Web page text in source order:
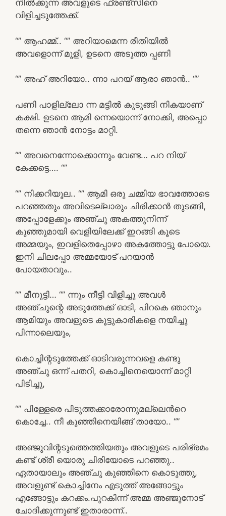
നിൽക്കുന്ന അവളുടെ ഫ്രണ്ട്സിനെ
വിളിച്ചടുത്തേക്ക്.
“” ആഹമ്മ്.. “” അറിയാമെന്ന രീതിയിൽ
അവളൊന്ന് മൂളി, ഉടനെ അടുത്ത പ്പണി
“” അഹ് അറിയോ.. ന്നാ പറയ് ആരാ ഞാൻ.. “”
പണി പാളില്ലോ ന്ന മട്ടിൽ കുടുങ്ങി നികയാണ്
കക്ഷി. ഉടനെ ആമി ന്നെയൊന്ന് നോക്കി, അപ്പൊ
തന്നെ ഞാൻ നോട്ടം മാറ്റി.
“” അവനെന്നോക്കൊന്നും വേണ്ട… പറ നിയ്
കേക്കട്ടെ…. “”
“” നിക്കറിയൂല.. “” ആമി ഒരു ചമ്മിയ ഭാവത്തോടെ
പറഞ്ഞതും അവിടെല്ലാരും ചിരിക്കാൻ തുടങ്ങി,
അപ്പോളേക്കും അഞ്ചു അകത്തുനിന്ന്
കുഞ്ഞുമായി വെളിയിലേക്ക് ഇറങ്ങി കൂടെ
അമ്മയും, ഇവളിതെപ്പോഴാ അകത്തോട്ടു പോയെ.
ഇനി ചിലപ്പോ അമ്മയോട് പറയാൻ
പോയതാവും..
“” മീനുട്ടി… “” ന്നും നീട്ടി വിളിച്ചു അവൾ
അഞ്ചുന്റെ അടുത്തേക്ക് ഓടി, പിറകെ ഞാനും
ആമിയും അവളുടെ കൂട്ടുകാരികളെ നയിച്ചു
പിന്നാലെയും,
കൊച്ചിന്റടുത്തേക്ക് ഓടിവരുന്നവളെ കണ്ടു
അഞ്ചു ഒന്ന് പതറി, കൊച്ചിനെയൊന്ന് മാറ്റി
പിടിച്ചു,
“” പിള്ളേരെ പിടുത്തക്കാരോന്നുമല്ലെൻറെ
കൊച്ചേ.. നീ കുഞ്ഞിനെയിങ്ങ് തായോ.. “”
അഞ്ജുവിന്റടുത്തെത്തിയതും അവളുടെ പരിഭ്രമം
കണ്ട് ശ്രീ യൊരു ചിരിയോടെ പറഞ്ഞു..
ഏതായാലും അഞ്ചു കുഞ്ഞിനെ കൊടുത്തു,
അവളുണ്ട് കൊച്ചിനേം എടുത്ത് അങ്ങോട്ടും
എങ്ങോട്ടും കറക്കം.പുറകിന്ന് അമ്മ അഞ്ജുനോട്
ചോദിക്കുന്നുണ്ട് ഇതാരാന്ന്..